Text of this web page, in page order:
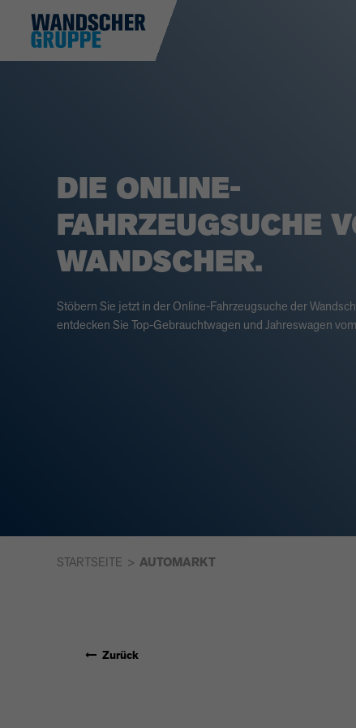
DIE ONLINE-
FAHRZEUGSUCHE
WANDSCHER.
Stöbern Sie jetzt in der Online-Fahrzeugsuche der
entdecken Sie Top-Gebrauchtwagen und Jahreswagen
STARTSEITE AUTOMARKT
Zurück